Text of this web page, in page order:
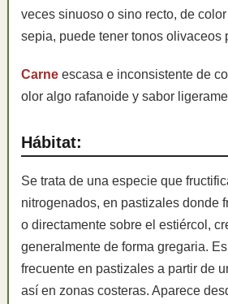
veces sinuoso o sino recto, de
sepia, puede tener tonos olivaceos
Carne escasa e inconsistente de
olor algo rafanoide y sabor
Hábitat:
Se trata de una especie que
nitrogenados, en pastizales donde
o directamente sobre el estiércol,
generalmente de forma gregaria.
frecuente en pastizales a partir de
así en zonas costeras. Aparece